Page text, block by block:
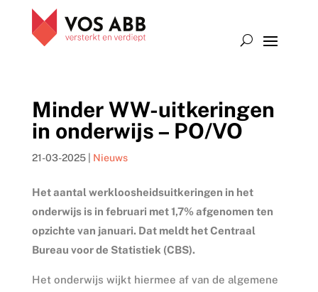
Minder WW-uitkeringen
in onderwijs – PO/VO
21-03-2025| Nieuws
Het aantal werkloosheidsuitkeringen in het
onderwijs is in februari met 1,7% afgenomen ten
opzichte van januari. Dat meldt het Centraal
Bureau voor de Statistiek (CBS).
Het onderwijs wijkt hiermee af van de algemene